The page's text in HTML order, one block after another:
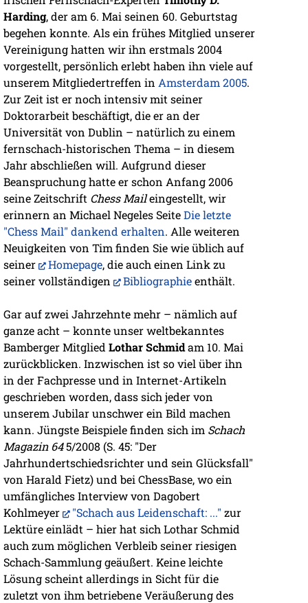
Harding, der am 6. Mai seinen 60. Geburtstag
begehen konnte. Als ein frühes Mitglied unserer
Vereinigung hatten wir ihn erstmals 2004
vorgestellt, persönlich erlebt haben ihn viele auf
unserem Mitgliedertreffen in Amsterdam 2005.
Zur Zeit ist er noch intensiv mit seiner
Doktorarbeit beschäftigt, die er an der
Universität von Dublin – natürlich zu einem
fernschach-historischen Thema – in diesem
Jahr abschließen will. Aufgrund dieser
Beanspruchung hatte er schon Anfang 2006
seine Zeitschrift Chess Maileingestellt, wir
erinnern an Michael Negeles SeiteDie letzte
"Chess Mail" dankend erhalten. Alle weiteren
Neuigkeiten von Tim finden Sie wie üblich auf
seiner
Homepage, die auch einen Link zu
seiner vollständigen
Bibliographieenthält.
Gar auf zwei Jahrzehnte mehr – nämlich auf
ganze acht – konnte unser weltbekanntes
Bamberger Mitglied Lothar Schmidam 10. Mai
zurückblicken. Inzwischen ist so viel über ihn
in der Fachpresse und in Internet-Artikeln
geschrieben worden, dass sich jeder von
unserem Jubilar unschwer ein Bild machen
kann. Jüngste Beispiele finden sich im Schach
Magazin 645/2008 (S. 45: "Der
Jahrhundertschiedsrichter und sein Glücksfall"
von Harald Fietz) und bei ChessBase, wo ein
umfängliches Interview von Dagobert
Kohlmeyer
"Schach aus Leidenschaft: ..." zur
Lektüre einlädt – hier hat sich Lothar Schmid
auch zum möglichen Verbleib seiner riesigen
Schach-Sammlung geäußert. Keine leichte
Lösung scheint allerdings in Sicht für die
zuletzt von ihm betriebene Veräußerung des